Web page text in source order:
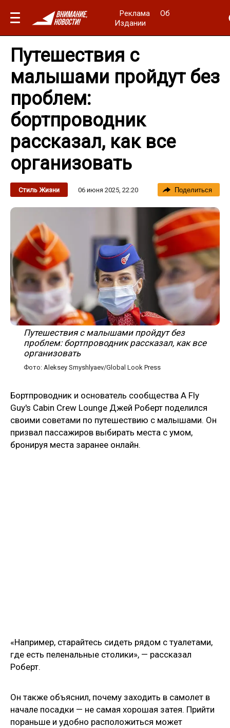
Реклама
Об
Издании
Путешествия с
малышами пройдут без
проблем:
бортпроводник
рассказал, как все
организовать
Стиль Жизни 06 июня 2025, 22:20 Поделиться
Путешествия с малышами пройдут без
проблем: бортпроводник рассказал, как все
организовать
Фото: Aleksey Smyshlyaev/Global Look Press
Бортпроводник и основатель сообщества A Fly
Guy's Cabin Crew Lounge Джей Роберт поделился
своими советами по путешествию с малышами. Он
призвал пассажиров выбирать места с умом,
бронируя места заранее онлайн.
«Например, старайтесь сидеть рядом с туалетами,
где есть пеленальные столики», — рассказал
Роберт.
Он также объяснил, почему заходить в самолет в
начале посадки — не самая хорошая затея. Прийти
пораньше и удобно расположиться может